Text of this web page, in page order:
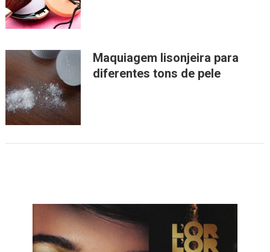
Maquiagem lisonjeira para
diferentes tons de pele